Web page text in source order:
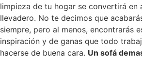
limpieza de tu hogar se convertirá en
llevadero. No te decimos que
siempre, pero al menos, encontrarás
inspiración y de ganas que todo
hacerse de buena cara. Un sofá